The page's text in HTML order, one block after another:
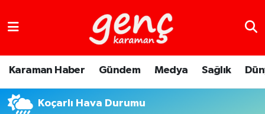
Karaman Haber Gündem Medya Sağlık
Koçarlı Hava Durumu